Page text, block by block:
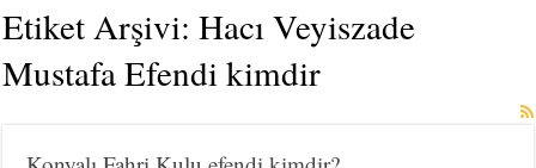
Etiket Arşivi:Hacı Veyiszade
Mustafa Efendi kimdir